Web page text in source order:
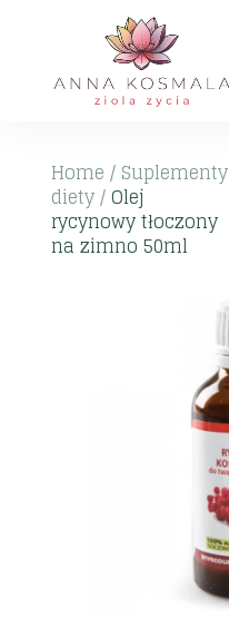
Home / Suplementy
diety/Olej
rycynowy tłoczony
na zimno 50ml